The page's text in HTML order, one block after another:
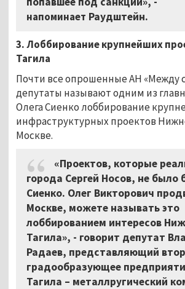
напоминает Раудштейн.
3.Лоббирование крупнейших
Тагила
Почти все опрошенные АН «Между
депутаты называют одним из
Олега Сиенко лоббирование
инфраструктурных проектов
Москве.
«Проектов, которые
города Сергей Носов, не было
Сиенко. Олег Викторович
Москве, можете называть это
лоббированием интересов
Тагила», - говорит депутат
Радаев, представляющий
градообразующее
Тагила – металлругический